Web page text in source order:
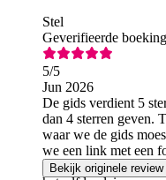
Stel
Geverifieerde boeking
5/5
Jun 2026
De gids verdient 5
dan 4 sterren geven.
waar we de gids
we een link met een
verkeerd – we
Bekijk originele